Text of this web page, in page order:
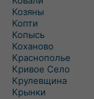
Козяны
Копти
Копысь
Коханово
Краснополье
Кривое Село
Крулевщина
Крынки